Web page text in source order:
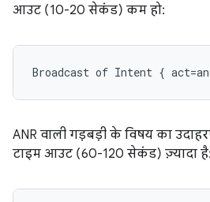
आउट (10-20 सेकंड) कम हो:
ANR वाली गड़बड़ी के विषय का
टाइम आउट (60-120 सेकंड) ज़्यादा है: